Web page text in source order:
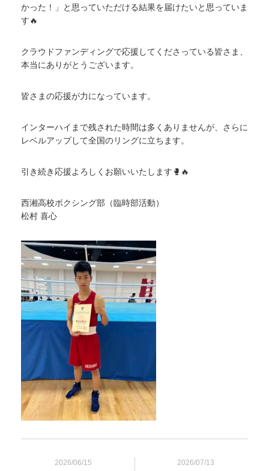
かった！」と思っていただける結果を届けたいと思っていま
す🔥
クラウドファンディングで応援してくださっている皆さま、
本当にありがとうございます。
皆さまの応援が力になっています。
インターハイまで残された時間は多くありませんが、さらに
レベルアップして全国のリングに立ちます。
引き続き応援よろしくお願いいたします🥊🔥
西湘高校ボクシング部（臨時部活動）
松村 喜心
2026/06/15 2026/07/13